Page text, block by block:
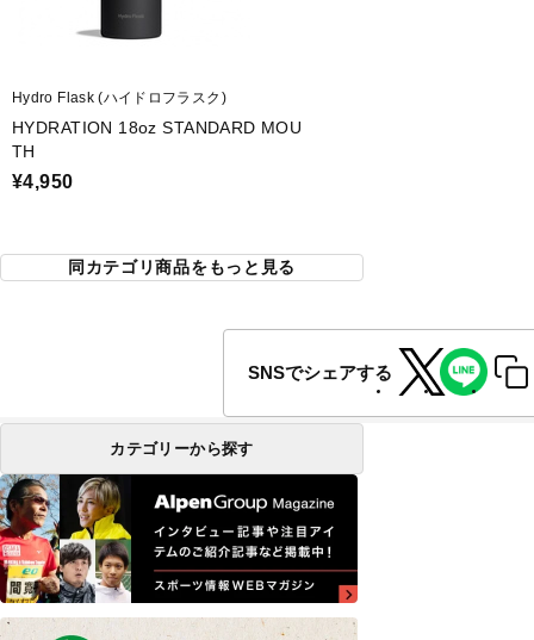
Hydro Flask (ハイドロフラスク)
HYDRATION 18oz STANDARD MOU
TH
¥4,950
同カテゴリ商品をもっと見る
SNSでシェアする
カテゴリーから探す